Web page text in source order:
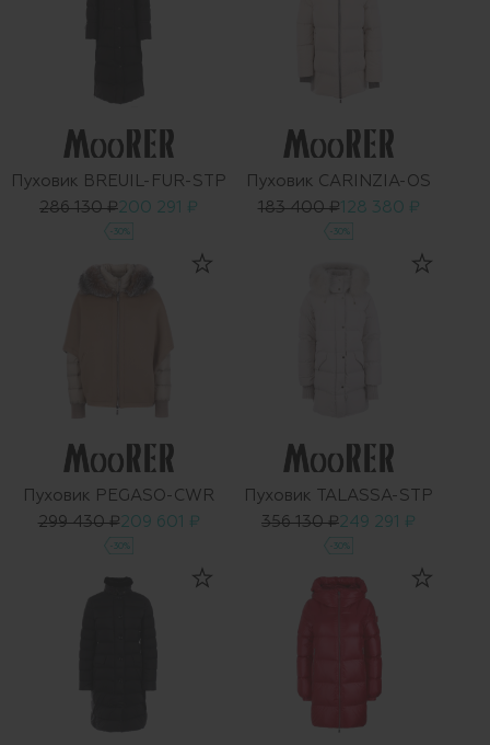
Пуховик BREUIL-FUR-STP
286 130 ₽200 291 ₽
-30%
Пуховик CARINZIA-OS
183 400 ₽128 380 ₽
-30%
Пуховик PEGASO-CWR
299 430 ₽209 601 ₽
-30%
Пуховик TALASSA-STP
356 130 ₽249 291 ₽
-30%